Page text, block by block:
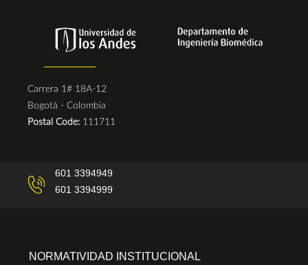
Carrera 1# 18A-12
Bogotá - Colombia
Postal Code: 111711
601 3394949
601 3394999
NORMATIVIDAD INSTITUCIONAL